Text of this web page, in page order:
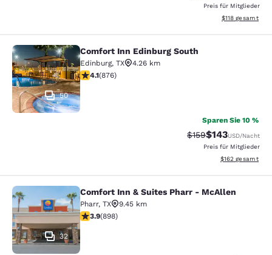
Preis für Mitglieder
Geschätzte
$118 gesamt
Comfort Inn Edinburg South
50
Comfort Inn Edinburg South
Edinburg, TX
4.26 km
4.12-Sterne-Bewertung. Sehr gut. 876 Bewertungen
4.1(876)
Sparen Sie 10 %
Durchgestrichener
$159Vergünstigter
$143USD/Nacht
Preis für Mitglieder
Geschätzte
$162 gesamt
Comfort Inn & Suites Pharr -
32
Comfort Inn & Suites Pharr - McAllen
Pharr, TX
9.45 km
3.92-Sterne-Bewertung. Gut. 898 Bewertungen
3.9(898)